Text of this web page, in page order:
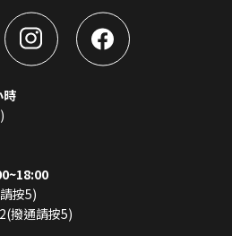
時
按5)
撥通請按5)